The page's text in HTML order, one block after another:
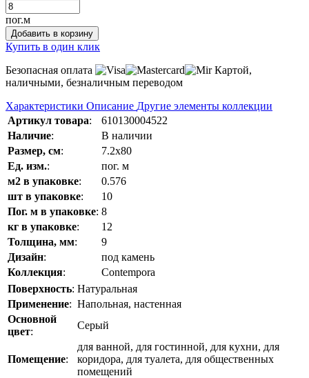
пог.м
Добавить в корзину
Купить в один клик
Безопасная оплата
Картой,
наличными, безналичным переводом
Характеристики Описание Другие элементы коллекции
Артикул товара:
610130004522
Наличие:
В наличии
Размер, см:
7.2x80
Ед. изм.:
пог. м
м2 в упаковке:
0.576
шт в упаковке:
10
Пог. м в упаковке: 8
кг в упаковке:
12
Толщина, мм:
9
Дизайн:
под камень
Коллекция:
Contempora
Поверхность: Натуральная
Применение: Напольная, настенная
Основной
цвет:
Серый
Помещение:
для ванной, для гостинной, для кухни, для
коридора, для туалета, для общественных
помещений